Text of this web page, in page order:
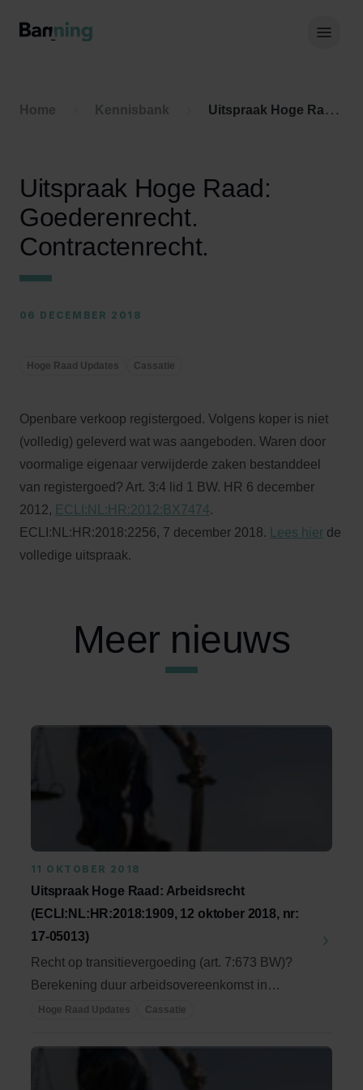
Home Kennisbank Uitspraak Hoge Raad: Goederenrecht. Contractenrecht.
Uitspraak Hoge Raad:
Goederenrecht.
Contractenrecht.
06 DECEMBER 2018
Hoge Raad Updates Cassatie
Openbare verkoop registergoed. Volgens koper is niet
(volledig) geleverd wat was aangeboden. Waren door
voormalige eigenaar verwijderde zaken bestanddeel
van registergoed? Art. 3:4 lid 1 BW. HR 6 december
2012, ECLI:NL:HR:2012:BX7474.
ECLI:NL:HR:2018:2256, 7 december 2018.
Lees hier de
volledige uitspraak.
Meer nieuws
11 OKTOBER 2018
Uitspraak Hoge Raad: Arbeidsrecht
(ECLI:NL:HR:2018:1909, 12 oktober 2018, nr:
17-05013)
Recht op transitievergoeding (art. 7:673 BW)?
Berekening duur arbeidsovereenkomst in
verband met ...
Hoge Raad Updates Cassatie